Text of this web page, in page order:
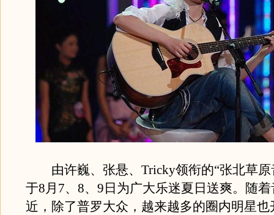
由许巍、张悬、Tricky领衔的“张北草原
于8月7、8、9日为广大乐迷夏日送爽。随
近，除了普罗大众，越来越多的圈内明星也